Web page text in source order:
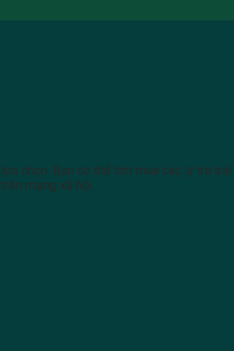
chọn. Bạn có thể tìm mua các ly trà
mạng xã hội.